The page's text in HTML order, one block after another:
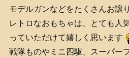
モデルガンなどをたくさんお譲
レトロなおもちゃは、とても人
っていただけて嬉しく思います
戦隊ものやミニ四駆、スーパー